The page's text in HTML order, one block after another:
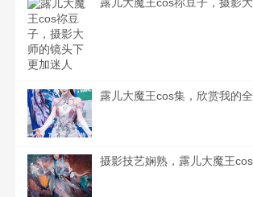
露儿大魔王cos集，欣赏我的